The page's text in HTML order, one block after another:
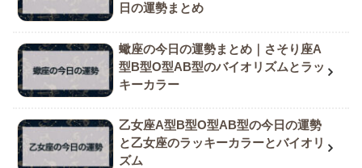
日の運勢まとめ
蠍座の今日の運勢まとめ｜さそり座A
型B型O型AB型のバイオリズムとラッ
キーカラー
乙女座A型B型O型AB型の今日の運勢
と乙女座のラッキーカラーとバイオリ
ズム